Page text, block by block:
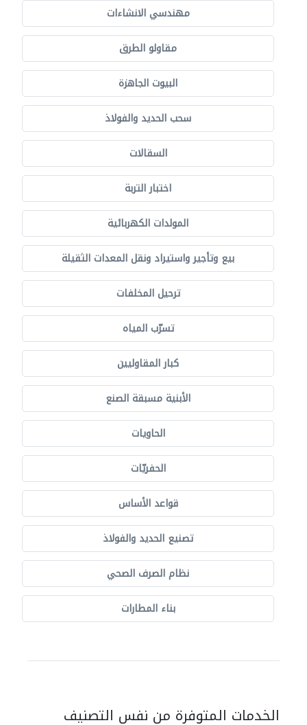
مهندسي الانشاءات
مقاولو الطرق
البيوت الجاهزة
سحب الحديد والفولاذ
السقالات
اختبار التربة
المولدات الكهربائية
بيع وتأجير واستيراد ونقل المعدات الثقيلة
ترحيل المخلفات
تسرّب المياه
كبار المقاوليين
الأبنية مسبقة الصنع
الحاويات
الحفريّات
قواعد الأساس
تصنيع الحديد والفولاذ
نظام الصرف الصحي
بناء المطارات
الخدمات المتوفرة من نفس التصنيف